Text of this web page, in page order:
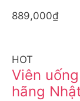
889,000₫
HOT
Viên
hãng